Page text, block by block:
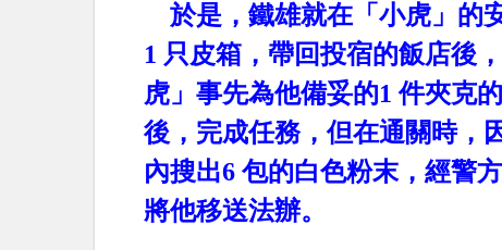
於是，鐵雄就在「小虎」的
1 只皮箱，帶回投宿的飯店後
虎」事先為他備妥的1件夾克
後，完成任務，但在通關時，
內搜出6 包的白色粉末，經警
將他移送法辦。